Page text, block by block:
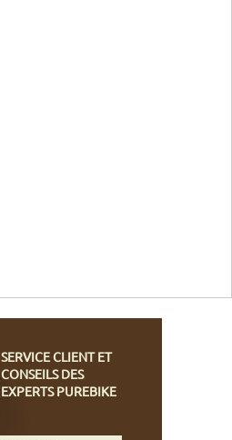
SERVICE CLIENT ET
CONSEILS DES
EXPERTS PUREBIKE